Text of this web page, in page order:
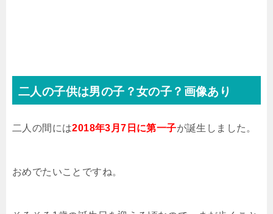
二人の子供は男の子？女の子？画像あり
二人の間には2018年3月7日に第一子が誕生しました。
おめでたいことですね。